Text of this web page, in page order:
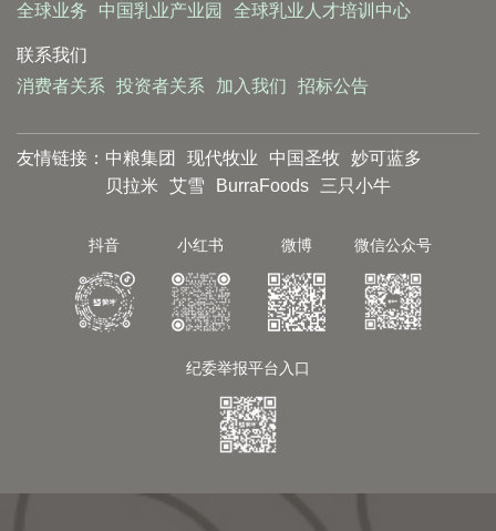
全球业务
中国乳业产业园 全球乳业人才培训中心
联系我们
消费者关系
投资者关系 加入我们 招标公告
友情链接： 中粮集团 现代牧业 中国圣牧 妙可蓝多
贝拉米
艾雪 BurraFoods 三只小牛
抖音 小红书 微博 微信公众号
纪委举报平台入口